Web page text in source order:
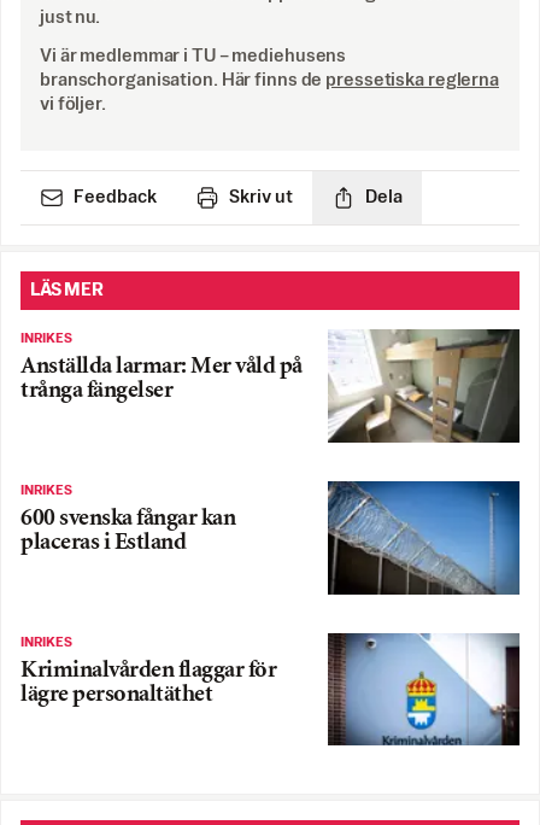
just nu.
Vi är medlemmar i TU – mediehusens
branschorganisation. Här finns de pressetiska reglerna
vi följer.
Feedback Skriv ut Dela
LÄS MER
INRIKES
Anställda larmar: Mer våld på
trånga fängelser
INRIKES
600 svenska fångar kan
placeras i Estland
INRIKES
Kriminalvården flaggar för
lägre personaltäthet